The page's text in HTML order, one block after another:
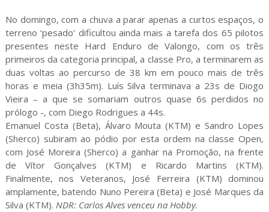
No domingo, com a chuva a parar apenas a curtos espaços, o
terreno ‘pesado’ dificultou ainda mais a tarefa dos 65 pilotos
presentes neste Hard Enduro de Valongo, com os três
primeiros da categoria principal, a classe Pro, a terminarem as
duas voltas ao percurso de 38 km em pouco mais de três
horas e meia (3h35m). Luís Silva terminava a 23s de Diogo
Vieira – a que se somariam outros quase 6s perdidos no
prólogo -, com Diego Rodrigues a 44s.
Emanuel Costa (Beta), Álvaro Mouta (KTM) e Sandro Lopes
(Sherco) subiram ao pódio por esta ordem na classe Open,
com José Moreira (Sherco) a ganhar na Promoção, na frente
de Vítor Gonçalves (KTM) e Ricardo Martins (KTM).
Finalmente, nos Veteranos, José Ferreira (KTM) dominou
amplamente, batendo Nuno Pereira (Beta) e José Marques da
Silva (KTM). NDR: Carlos Alves venceu na Hobby.